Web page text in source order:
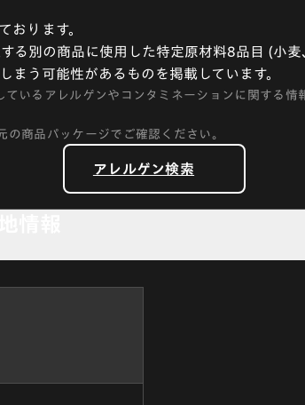
おります。
る別の商品に使用した特定原材料8品目 (小
まう可能性があるものを掲載しています。
いるアレルゲンやコンタミネーションに関する
商品パッケージでご確認ください。
アレルゲン検索